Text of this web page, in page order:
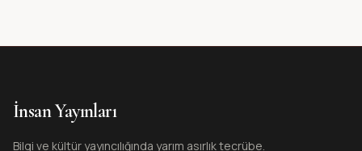
İnsan Yayınları
Bilgi ve kültür yayıncılığında yarım asırlık tecrübe.